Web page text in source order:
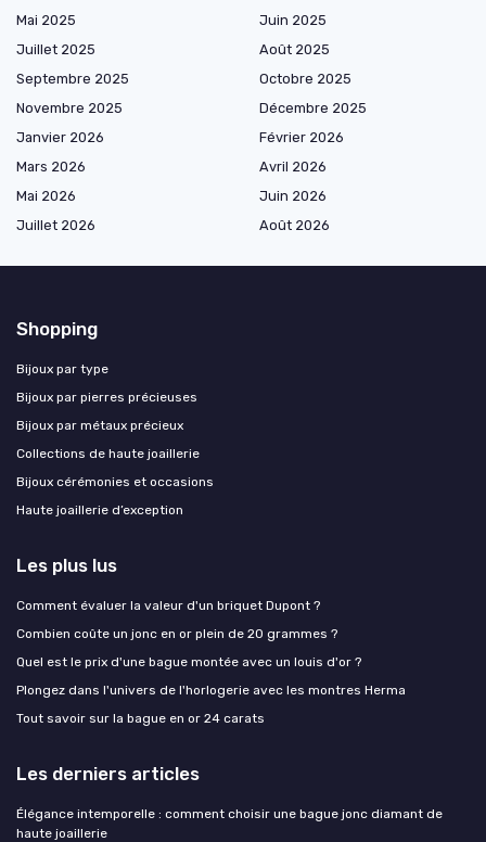
Mai 2025
Juin 2025
Juillet 2025
Août 2025
Septembre 2025
Octobre 2025
Novembre 2025
Décembre 2025
Janvier 2026
Février 2026
Mars 2026
Avril 2026
Mai 2026
Juin 2026
Juillet 2026
Août 2026
Shopping
Bijoux par type
Bijoux par pierres précieuses
Bijoux par métaux précieux
Collections de haute joaillerie
Bijoux cérémonies et occasions
Haute joaillerie d’exception
Les plus lus
Comment évaluer la valeur d'un briquet Dupont ?
Combien coûte un jonc en or plein de 20 grammes ?
Quel est le prix d'une bague montée avec un louis d'or ?
Plongez dans l'univers de l'horlogerie avec les montres Herma
Tout savoir sur la bague en or 24 carats
Les derniers articles
Élégance intemporelle : comment choisir une bague jonc diamant de
haute joaillerie